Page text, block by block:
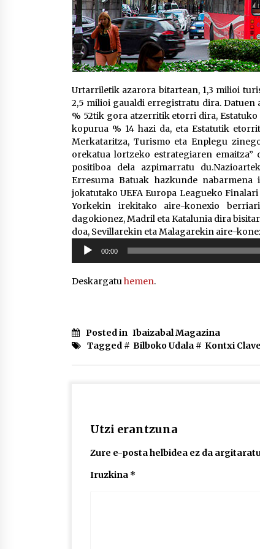
Urtarriletik azarora bitartean, 1,3 milioi
2,5 milioi gaualdi erregistratu dira.
% 52tik gora atzerritik etorri dira,
kopurua % 14 hazi da, eta Estatutik
Merkataritza, Turismo eta Enplegu
orekatua lortzeko estrategiaren
positiboa dela azpimarratu
Erresuma Batuak hazkunde
jokatutako UEFA Europa Leagueko
Yorkekin irekitako aire-konexio
dagokionez, Madril eta Katalunia dira
doa, Sevillarekin eta Malagarekin aire-
Soinu
erreproduzigailua
00:00
Deskargatuhemen.
Posted in Ibaizabal Magazina
Tagged # Bilboko Udala # Kontxi
Utzi erantzuna
Zure e-posta helbidea ez da
Iruzkina *